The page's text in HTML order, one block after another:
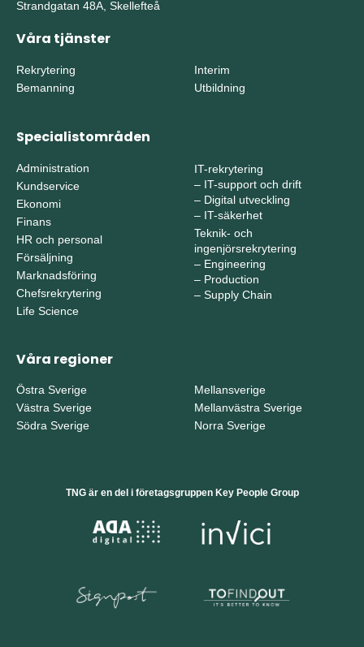
Strandgatan 48A, Skellefteå
Våra tjänster
Rekrytering
Bemanning
Interim
Utbildning
Specialistområden
Administration
Kundservice
Ekonomi
Finans
HR och personal
Försäljning
Marknadsföring
Chefsrekrytering
Life Science
IT-rekrytering
– IT-support och drift
– Digital utveckling
– IT-säkerhet
Teknik- och
ingenjörsrekrytering
– Engineering
– Production
– Supply Chain
Våra regioner
Östra Sverige
Västra Sverige
Södra Sverige
Mellansverige
Mellanvästra Sverige
Norra Sverige
TNG är en del i företagsgruppen Key People Group